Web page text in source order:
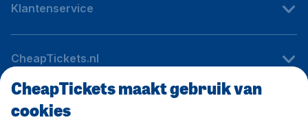
Klantenservice
CheapTickets.nl
Internationale sites
CheapTickets maakt gebruik van
cookies